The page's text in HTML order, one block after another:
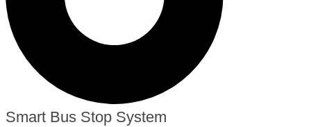
Smart Bus Stop System